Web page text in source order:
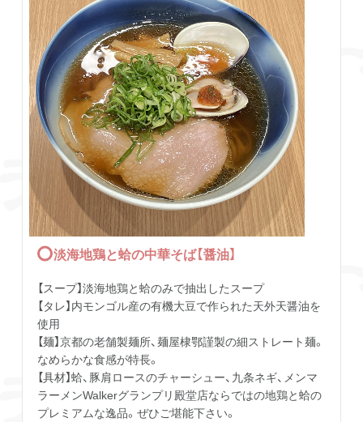
淡海地鶏と蛤の中華そば【醤油】
【スープ】淡海地鶏と蛤のみで抽出したスープ
【タレ】内モンゴル産の有機大豆で作られた天外天醤油を
使用
【麺】京都の老舗製麺所、麺屋棣鄂謹製の細ストレート麺。
なめらかな食感が特長。
【具材】蛤、豚肩ロースのチャーシュー、九条ネギ、メンマ
ラーメンWalkerグランプリ殿堂店ならではの地鶏と蛤の
プレミアムな逸品。ぜひご堪能下さい。